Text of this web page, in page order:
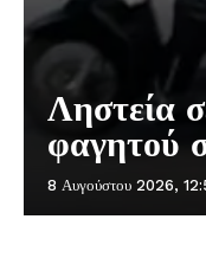
Ληστεία
φαγητού
8 Αυγούστου 2026,